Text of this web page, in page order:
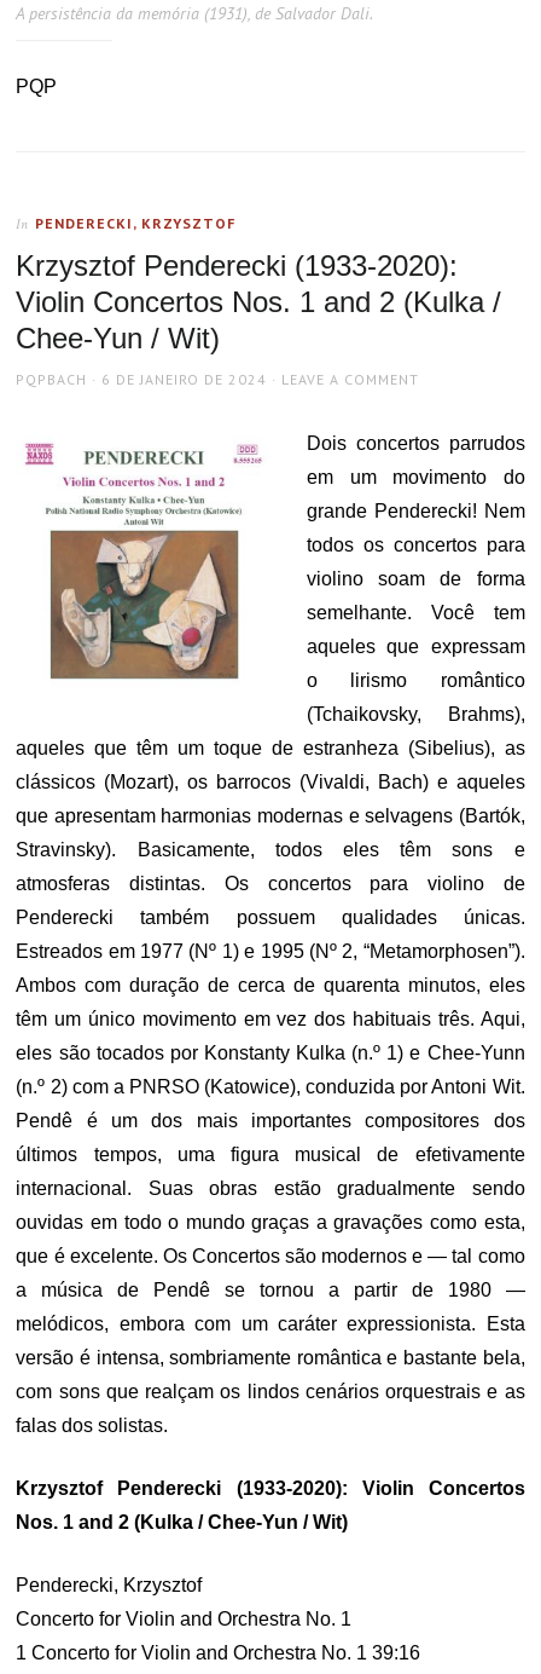
A persistência da memória (1931), de Salvador Dali.
PQP
In PENDERECKI, KRZYSZTOF
Krzysztof Penderecki (1933-2020):
Violin Concertos Nos. 1 and 2 (Kulka /
Chee-Yun / Wit)
AUTHOR
PQPBACH
POSTED
6 DE JANEIRO DE 2024 LEAVE A COMMENT
Dois concertos parrudos
em um movimento do
grande Penderecki! Nem
todos os concertos para
violino soam de forma
semelhante. Você tem
aqueles que expressam
o lirismo romântico
(Tchaikovsky, Brahms),
aqueles que têm um toque de estranheza (Sibelius), as
clássicos (Mozart), os barrocos (Vivaldi, Bach) e aqueles
que apresentam harmonias modernas e selvagens (Bartók,
Stravinsky). Basicamente, todos eles têm sons e
atmosferas distintas. Os concertos para violino de
Penderecki também possuem qualidades únicas.
Estreados em 1977 (Nº 1) e 1995 (Nº 2, “Metamorphosen”).
Ambos com duração de cerca de quarenta minutos, eles
têm um único movimento em vez dos habituais três. Aqui,
eles são tocados por Konstanty Kulka (n.º 1) e Chee-Yunn
(n.º 2) com a PNRSO (Katowice), conduzida por Antoni Wit.
Pendê é um dos mais importantes compositores dos
últimos tempos, uma figura musical de efetivamente
internacional. Suas obras estão gradualmente sendo
ouvidas em todo o mundo graças a gravações como esta,
que é excelente. Os Concertos são modernos e — tal como
a música de Pendê se tornou a partir de 1980 —
melódicos, embora com um caráter expressionista. Esta
versão é intensa, sombriamente romântica e bastante bela,
com sons que realçam os lindos cenários orquestrais e as
falas dos solistas.
Krzysztof Penderecki (1933-2020): Violin Concertos
Nos. 1 and 2 (Kulka / Chee-Yun / Wit)
Penderecki, Krzysztof
Concerto for Violin and Orchestra No. 1
1 Concerto for Violin and Orchestra No. 1 39:16